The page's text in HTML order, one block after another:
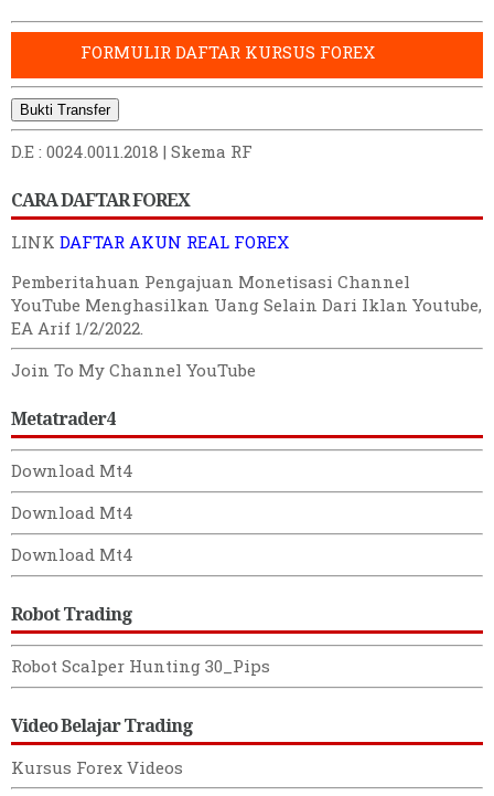
FORMULIR DAFTAR KURSUS FOREX
Bukti Transfer
D.E : 0024.0011.2018 | Skema RF
CARA DAFTAR FOREX
LINK DAFTAR AKUN REAL FOREX
Pemberitahuan Pengajuan Monetisasi Channel
YouTube Menghasilkan Uang Selain Dari Iklan Youtube,
EA Arif 1/2/2022
Join To My Channel YouTube
Metatrader4
Download Mt4
Download Mt4
Download Mt4
Robot Trading
Robot Scalper Hunting 30_Pips
Video Belajar Trading
Kursus Forex Videos